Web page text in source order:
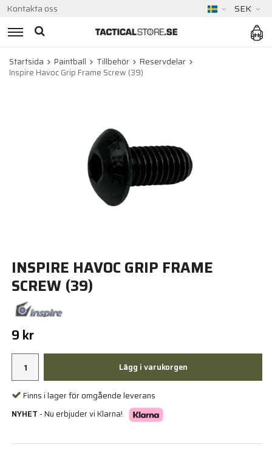
Kontakta oss SEK
Startsida Paintball Tillbehör
Reservdelar
Inspire Havoc Grip Frame Screw (39)
INSPIRE HAVOC GRIP FRAME
SCREW (39)
9 kr
Lägg i varukorgen
Finns i lager för omgående leverans
NYHET - Nu erbjuder vi Klarna!